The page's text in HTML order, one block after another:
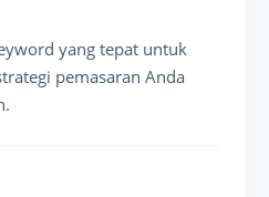
yang tepat untuk
pemasaran Anda